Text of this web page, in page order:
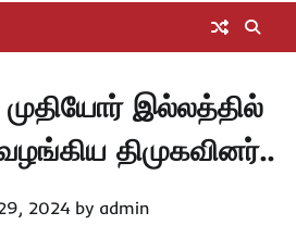
முதியோர் இல்லத்தில்
திமுகவினர்..
2024 by admin